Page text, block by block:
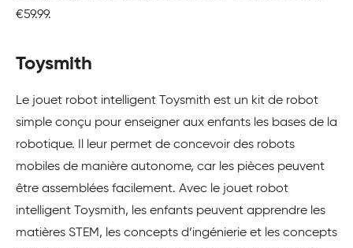
€59.99.
Toysmith
Le jouet robot intelligent Toysmith est un kit de robot
simple conçu pour enseigner aux enfants les bases de la
robotique. Il leur permet de concevoir des robots
mobiles de manière autonome, car les pièces peuvent
être assemblées facilement. Avec le jouet robot
intelligent Toysmith, les enfants peuvent apprendre les
matières STEM, les concepts d’ingénierie et les concepts